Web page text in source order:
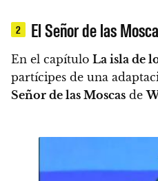
2 El Señor de las
En el capítulo La isla de
partícipes de una
Señor de las Moscas de